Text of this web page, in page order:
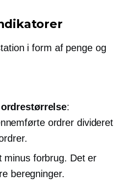
i form af penge og
:
ordrer divideret
minus forbrug. Det er
beregninger.